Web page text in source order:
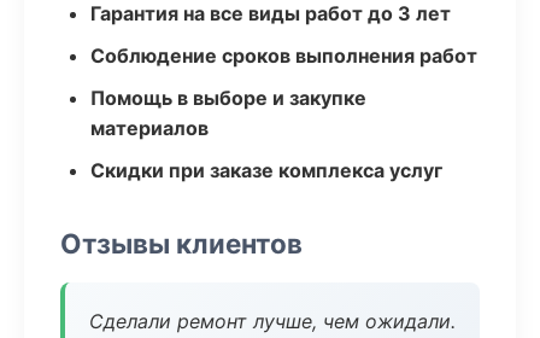
Гарантия на все виды работ до 3 лет
Соблюдение сроков выполнения работ
Помощь в выборе и закупке
материалов
Скидки при заказе комплекса услуг
Отзывы клиентов
Сделали ремонт лучше, чем ожидали.